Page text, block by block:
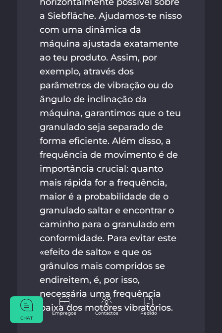
Empregos Contactos
Pedido
CHAT
a Siebfläche. Ajudamos-te nisso
com uma dinâmica da
máquina ajustada exatamente
ao teu produto. Assim, por
exemplo, através dos
parâmetros de vibração ou do
ângulo de inclinação da
máquina, garantimos que o teu
granulado seja separado de
forma eficiente. Além disso, a
frequência de movimento é de
importância crucial: quanto
mais rápida for a frequência,
maior é a probabilidade de o
granulado saltar e encontrar o
caminho para o granulado em
conformidade. Para evitar este
«efeito de salto» e que os
grânulos mais compridos se
endireitem, é, por isso,
necessária uma frequência
baixa dos motores vibratórios.